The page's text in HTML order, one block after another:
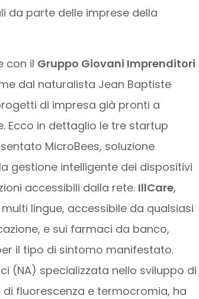
da parte delle imprese della
con il Gruppo Giovani Imprenditori
dal naturalista Jean Baptiste
di impresa già pronti a
Ecco in dettaglio le tre startup
MicroBees, soluzione
gestione intelligente dei dispositivi
accessibili dalla rete. IllCare,
lingue, accessibile da qualsiasi
e sui farmaci da banco,
il tipo di sintomo manifestato.
(NA) specializzata nello sviluppo di
fluorescenza e termocromia, ha